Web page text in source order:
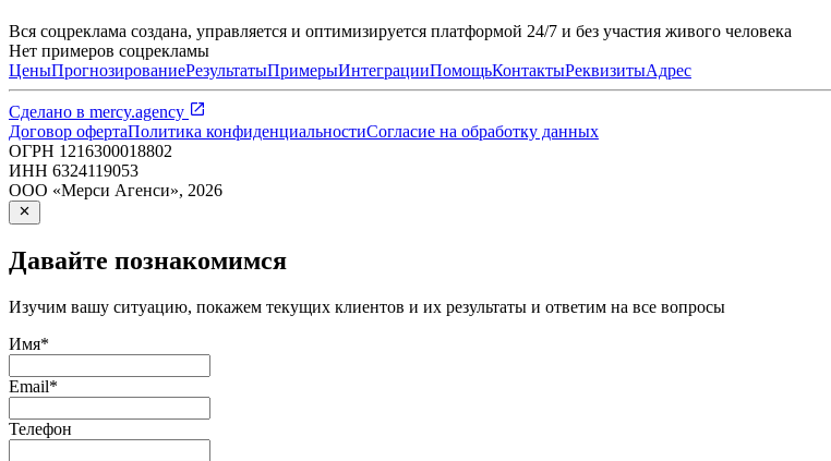
Вся соцреклама создана, управляется и оптимизируется платформой 24/7 и без участия живого человека
Нет примеров соцрекламы
ЦеныПрогнозированиеРезультатыПримерыИнтеграцииПомощьКонтактыРеквизитыАдрес
Сделано в mercy.agency
Договор офертаПолитика конфиденциальностиСогласие на обработку данных
ОГРН 1216300018802
ИНН 6324119053
ООО «Мерси Агенси», 2026
Давайте познакомимся
Изучим вашу ситуацию, покажем текущих клиентов и их результаты и ответим на все вопросы
Имя*
Email*
Телефон